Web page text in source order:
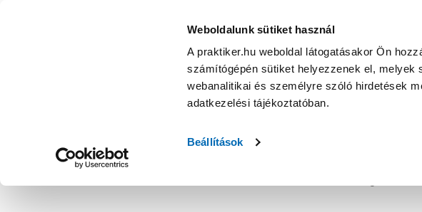
Weboldalunk sütiket használ
A praktiker.hu weboldal látogatásakor Ön
számítógépén sütiket helyezzenek el, melyek
webanalitikai és személyre szóló hirdetések
adatkezelési tájékoztatóban.
Beállítások